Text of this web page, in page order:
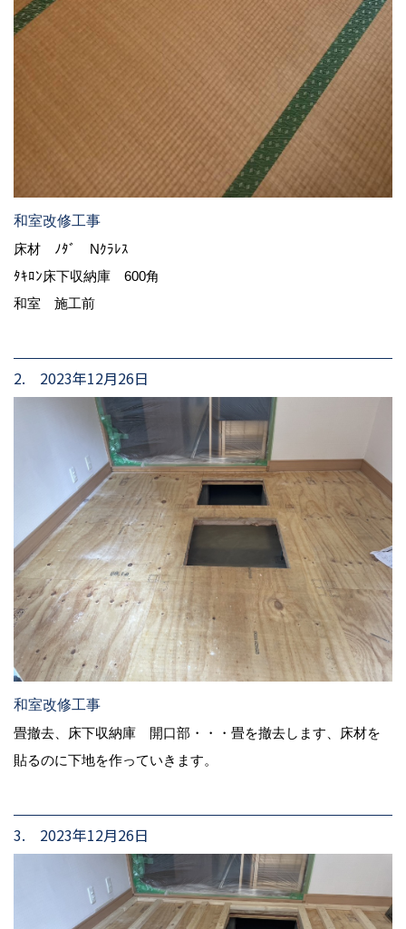
和室改修工事
床材 ﾉﾀﾞ Nｸﾗﾚｽ
ﾀｷﾛﾝ床下収納庫 600角
和室 施工前
2. 2023年12月26日
和室改修工事
畳撤去、床下収納庫 開口部・・・畳を撤去します、床材を
貼るのに下地を作っていきます。
3. 2023年12月26日